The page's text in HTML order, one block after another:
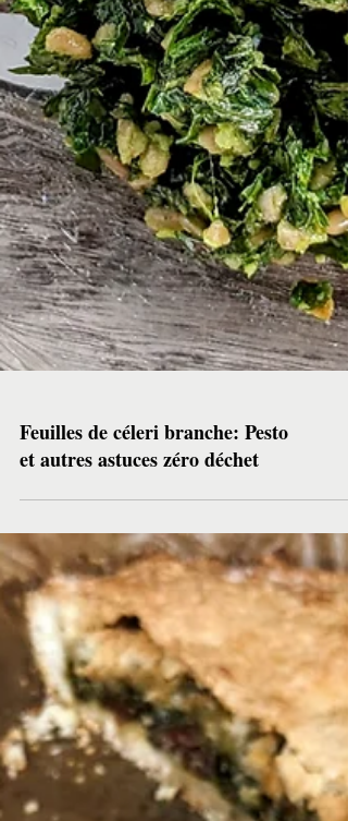
et autres astuces zéro déchet